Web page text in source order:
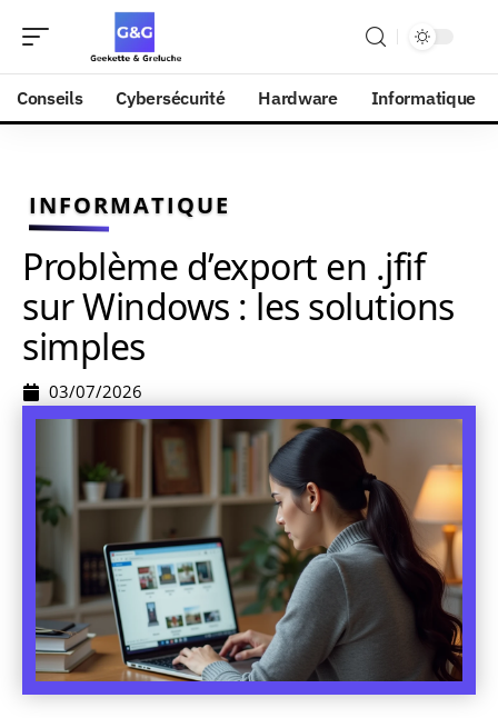
Conseils Cybersécurité Hardware Informatique
INFORMATIQUE
Problème d’export en .jfif
sur Windows : les solutions
simples
03/07/2026